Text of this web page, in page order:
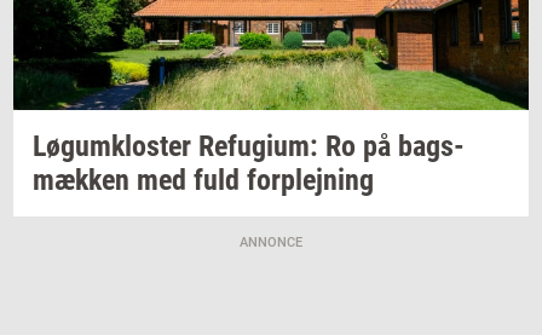
Løgum­klo­ster Re­fu­gi­um: Ro på bags­
mæk­ken med fuld for­plej­ning
ANNONCE